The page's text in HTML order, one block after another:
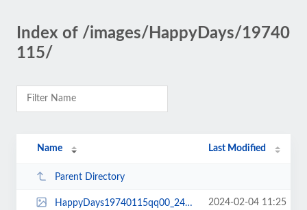
Index of /images/HappyDays/19740
115/
Name Last Modified
Parent Directory
HappyDays19740115qq00_24_34qq00284.jpg 2024-02-04 11:25